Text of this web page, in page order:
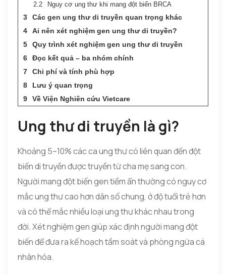
Nguy cơ ung thư khi mang đột biến BRCA
Các gen ung thư di truyền quan trọng khác
Ai nên xét nghiệm gen ung thư di truyền?
Quy trình xét nghiệm gen ung thư di truyền
Đọc kết quả – ba nhóm chính
Chi phí và tính phù hợp
Lưu ý quan trọng
Về Viện Nghiên cứu Vietcare
Ung thư di truyền là gì?
Khoảng 5–10% các ca ung thư có liên quan đến đột
biến di truyền được truyền từ cha mẹ sang con.
Người mang đột biến gen tiềm ẩn thường có nguy cơ
mắc ung thư cao hơn dân số chung, ở độ tuổi trẻ hơn
và có thể mắc nhiều loại ung thư khác nhau trong
đời. Xét nghiệm gen giúp xác định người mang đột
biến để đưa ra kế hoạch tầm soát và phòng ngừa cá
nhân hóa.